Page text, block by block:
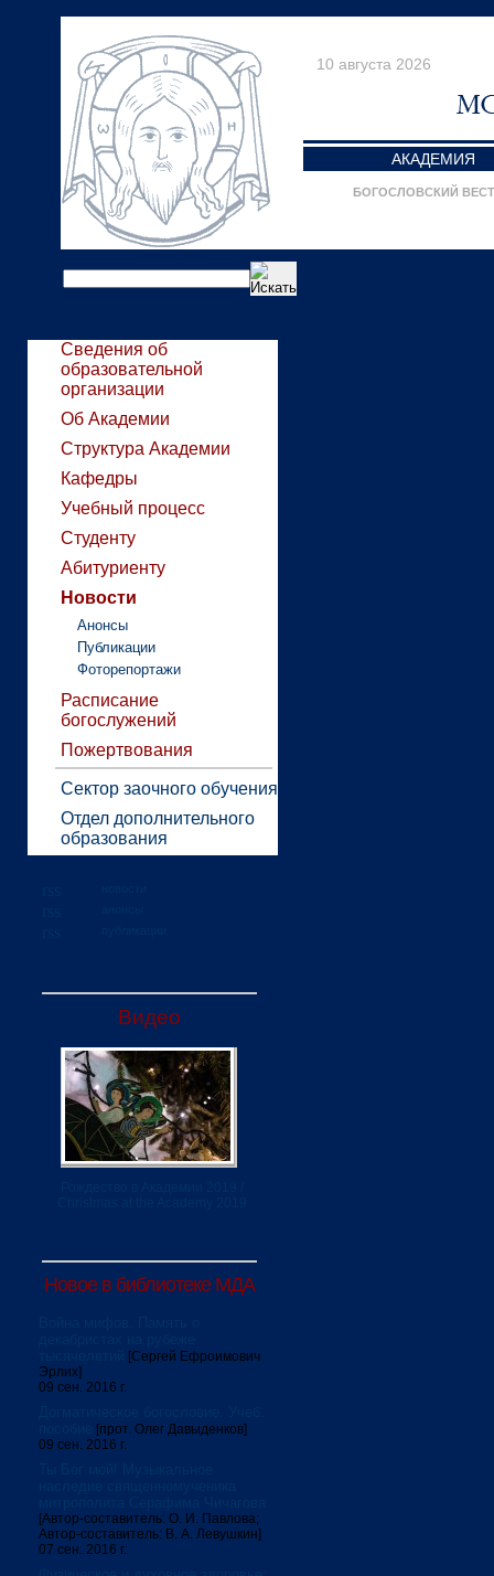
10 августа 2026
АКАДЕМИЯ
БОГОСЛОВСКИЙ
Сведения об
образовательной
организации
Об Академии
Структура Академии
Кафедры
Учебный процесс
Студенту
Абитуриенту
Новости
Анонсы
Публикации
Фоторепортажи
Расписание
богослужений
Пожертвования
Сектор заочного обучения
Отдел дополнительного
образования
Видео
Новое в библиотеке МДА
[Сергей Ефроимович
Эрлих]
09 сен. 2016 г.
[прот. Олег Давыденков]
09 сен. 2016 г.
[Автор-составитель: О. И. Павлова;
Автор-составитель: В. А. Левушкин]
07 сен. 2016 г.